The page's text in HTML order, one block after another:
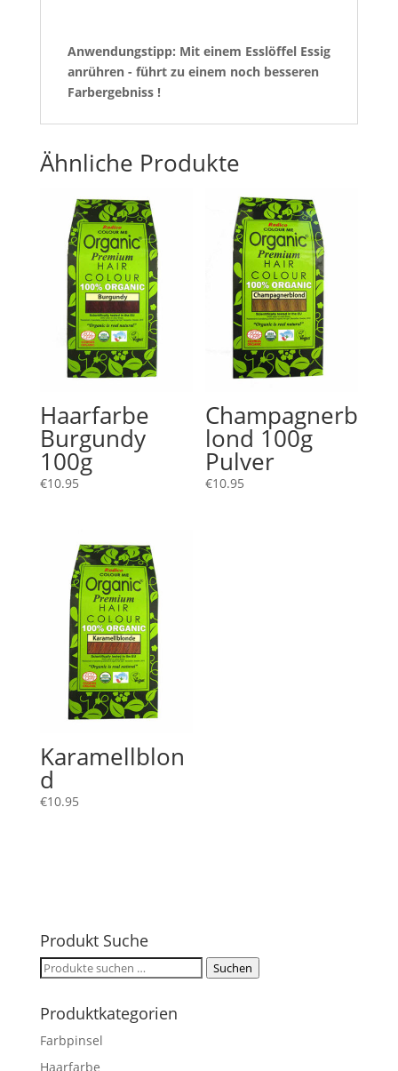
Anwendungstipp: Mit einem Esslöffel Essig
anrühren - führt zu einem noch besseren
Farbergebniss !
Ähnliche Produkte
Haarfarbe
Burgundy
100g
€10.95
Champagnerb
lond 100g
Pulver
€10.95
Karamellblon
d
€10.95
Produkt Suche
Suchen
Suchen
Produktkategorien
Farbpinsel
Haarfarbe